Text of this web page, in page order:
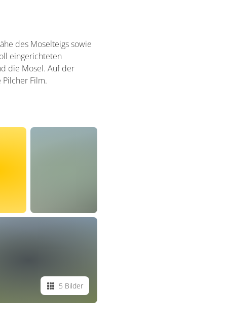
des Moselteigs sowie
eingerichteten
die Mosel. Auf der
Film.
5 Bilder